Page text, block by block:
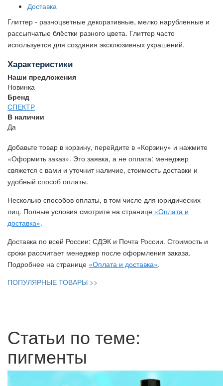
Доставка
Глиттер - разноцветные декоративные, мелко нарубленные и
рассыпчатые блёстки разного цвета. Глиттер часто
используется для создания эксклюзивных украшений.
Характеристики
Наши предложения
Новинка
Бренд
СПЕКТР
В наличии
Да
Добавьте товар в корзину, перейдите в «Корзину» и нажмите
«Оформить заказ». Это заявка, а не оплата: менеджер
свяжется с вами и уточнит наличие, стоимость доставки и
удобный способ оплаты.
Несколько способов оплаты, в том числе для юридических
лиц. Полные условия смотрите на странице «Оплата и
доставка».
Доставка по всей России: СДЭК и Почта России. Стоимость и
сроки рассчитает менеджер после оформления заказа.
Подробнее на странице «Оплата и доставка».
ПОПУЛЯРНЫЕ ТОВАРЫ >>
Статьи по теме:
пигменты